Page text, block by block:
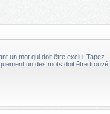
un mot qui doit être exclu. Tapez
un des mots doit être trouvé.